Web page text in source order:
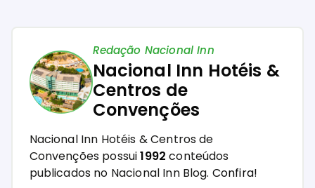
Redação Nacional Inn
Nacional Inn Hotéis &
Centros de
Convenções
Nacional Inn Hotéis & Centros de
Convenções possui1992 conteúdos
publicados no Nacional Inn Blog. Confira!